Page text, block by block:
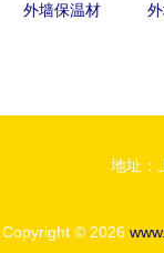
外墙保温材
地址：
Copyright © 2026